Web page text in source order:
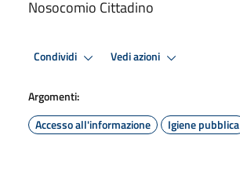
Nosocomio Cittadino
Condividi Vedi azioni
Argomenti:
Accesso all'informazione
Igiene pubblica